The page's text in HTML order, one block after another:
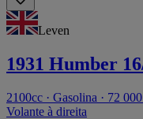
Leven
1931 Humber
2100cc · Gasolina · 72
Volante à direita